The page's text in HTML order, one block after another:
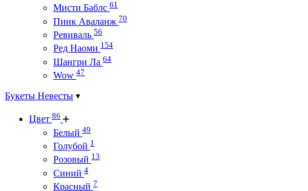
Мисти Баблс 61
Пинк Аваланж 70
Ревиваль 56
Ред Наоми 154
Шангри Ла 64
Wow 47
Букеты Невесты
Цвет 86
Белый 49
Голубой 1
Розовый 13
Синий 4
Красный 7